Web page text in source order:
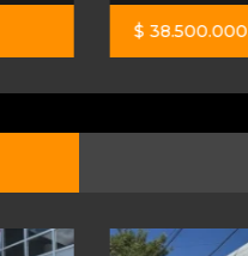
$ 38.500.000